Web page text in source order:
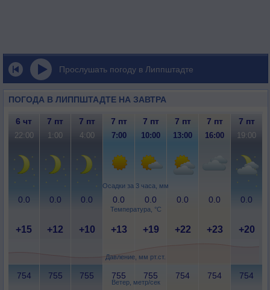
Прослушать погоду в Липпштадте
ПОГОДА В ЛИППШТАДТЕ НА ЗАВТРА
Осадки за 3 часа, мм
Температура, °C
Давление, мм рт.ст.
Ветер, метр/сек
6 чт 7 пт 7 пт 7 пт 7 пт 7 пт 7 пт 7 пт
22:00 1:00 4:00 7:00 10:00 13:00 16:00 19:00
0.0 0.0 0.0 0.0 0.0 0.0 0.0 0.0
+15 +12 +10 +13 +19 +22 +23 +20
754 755 755 755 755 754 754 754